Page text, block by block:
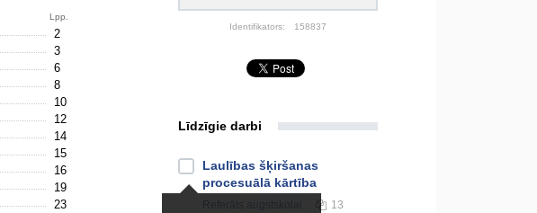
Identifikators: 158837
Lpp.
2
3
6
8
10
12
14
15
16
19
23
Līdzīgie darbi
Laulības šķiršanas
procesuālā kārtība
13